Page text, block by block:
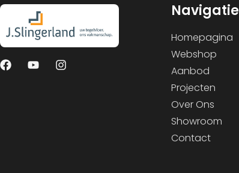
Navigatie
Homepagina
Webshop
Aanbod
Projecten
Over Ons
Showroom
Contact